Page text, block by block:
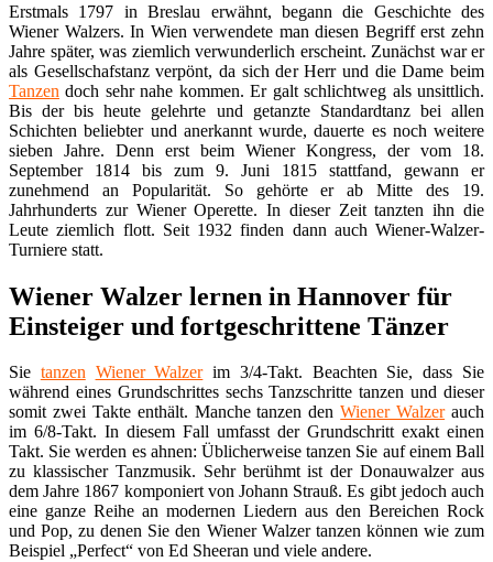
Erstmals 1797 in Breslau erwähnt, begann die Geschichte des
Wiener Walzers. In Wien verwendete man diesen Begriff erst zehn
Jahre später, was ziemlich verwunderlich erscheint. Zunächst war er
als Gesellschafstanz verpönt, da sich der Herr und die Dame beim
Tanzen doch sehr nahe kommen. Er galt schlichtweg als unsittlich.
Bis der bis heute gelehrte und getanzte Standardtanz bei allen
Schichten beliebter und anerkannt wurde, dauerte es noch weitere
sieben Jahre. Denn erst beim Wiener Kongress, der vom 18.
September 1814 bis zum 9. Juni 1815 stattfand, gewann er
zunehmend an Popularität. So gehörte er ab Mitte des 19.
Jahrhunderts zur Wiener Operette. In dieser Zeit tanzten ihn die
Leute ziemlich flott. Seit 1932 finden dann auch Wiener-Walzer-
Turniere statt.
Wiener Walzer lernen in Hannover für
Einsteiger und fortgeschrittene Tänzer
Sie tanzen Wiener Walzerim 3/4-Takt. Beachten Sie, dass Sie
während eines Grundschrittes sechs Tanzschritte tanzen und dieser
somit zwei Takte enthält. Manche tanzen denWiener Walzerauch
im 6/8-Takt. In diesem Fall umfasst der Grundschritt exakt einen
Takt. Sie werden es ahnen: Üblicherweise tanzen Sie auf einem Ball
zu klassischer Tanzmusik. Sehr berühmt ist der Donauwalzer aus
dem Jahre 1867 komponiert von Johann Strauß. Es gibt jedoch auch
eine ganze Reihe an modernen Liedern aus den Bereichen Rock
und Pop, zu denen Sie den Wiener Walzer tanzen können wie zum
Beispiel „Perfect“ von Ed Sheeran und viele andere.